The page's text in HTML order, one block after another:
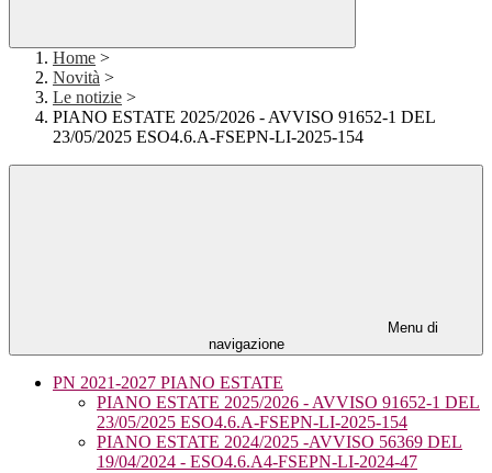
Home >
Novità >
Le notizie >
PIANO ESTATE 2025/2026 - AVVISO 91652-1 DEL
23/05/2025 ESO4.6.A-FSEPN-LI-2025-154
Menu di
navigazione
PN 2021-2027 PIANO ESTATE
PIANO ESTATE 2025/2026 - AVVISO 91652-1 DEL
23/05/2025 ESO4.6.A-FSEPN-LI-2025-154
PIANO ESTATE 2024/2025 -AVVISO 56369 DEL
19/04/2024 - ESO4.6.A4-FSEPN-LI-2024-47